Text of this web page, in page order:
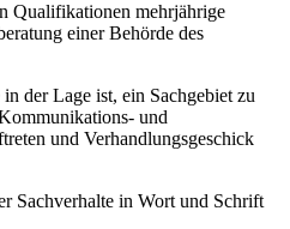
Qualifikationen mehrjährige
einer Behörde des
der Lage ist, ein Sachgebiet zu
und
und Verhandlungsgeschick
Sachverhalte in Wort und Schrift